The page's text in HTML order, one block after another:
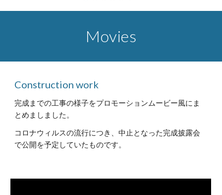
Movies
Construction work
完成までの工事の様子をプロモーションムービー風にま
とめましました。
コロナウィルスの流行につき、中止となった完成披露会
で公開を予定していたものです。